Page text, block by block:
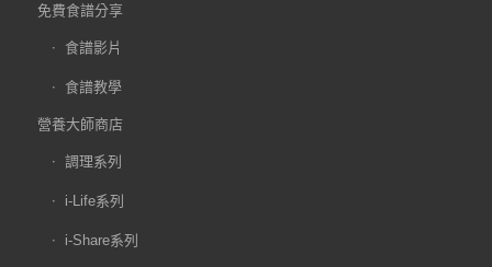
免費食譜分享
食譜影片
食譜教學
營養大師商店
調理系列
i-Life系列
i-Share系列